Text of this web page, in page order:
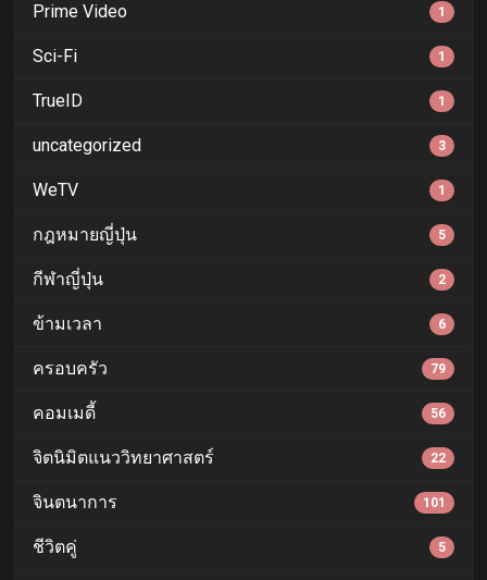
Prime Video 1
Sci-Fi 1
TrueID 1
uncategorized 3
WeTV 1
กฎหมายญี่ปุ่น 5
กีฬาญี่ปุ่น 2
ข้ามเวลา 6
ครอบครัว 79
คอมเมดี้ 56
จิตนิมิตแนววิทยาศาสตร์ 22
จินตนาการ 101
ชีวิตคู่ 5